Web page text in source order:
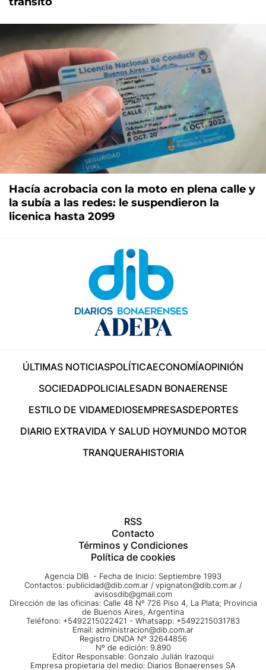
Hacía acrobacia con la moto en plena calle y
la subía a las redes: le suspendieron la
licenica hasta 2099
ÚLTIMAS NOTICIASPOLÍTICAECONOMÍAOPINIÓN
SOCIEDADPOLICIALESADN BONAERENSE
ESTILO DE VIDAMEDIOSEMPRESASDEPORTES
DIARIO EXTRAVIDA Y SALUD HOYMUNDO MOTOR
TRANQUERAHISTORIA
RSS
Contacto
Términos y Condiciones
Política de cookies
Agencia DIB - Fecha de Inicio: Septiembre 1993
Contactos: publicidad@dib.com.ar / vpignaton@dib.com.ar /
avisosdib@gmail.com
Dirección de las oficinas: Calle 48 Nº 726 Piso 4, La Plata; Provincia
de Buenos Aires, Argentina
Teléfono: +5492215022421 - Whatsapp: +5492215031783
Email: administracion@dib.com.ar
Registro DNDA Nº 32644856
Nº de edición: 9.890
Editor Responsable: Gonzalo Julián Irazoqui
Empresa propietaria del medio: Diarios Bonaerenses SA